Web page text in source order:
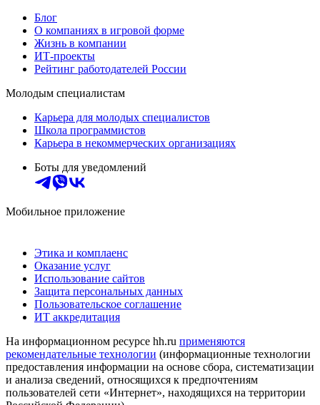
Блог
О компаниях в игровой форме
Жизнь в компании
ИТ-проекты
Рейтинг работодателей России
Молодым специалистам
Карьера для молодых специалистов
Школа программистов
Карьера в некоммерческих организациях
Боты для уведомлений
Мобильное приложение
Этика и комплаенс
Оказание услуг
Использование сайтов
Защита персональных данных
Пользовательское соглашение
ИТ аккредитация
На информационном ресурсе hh.ru применяются
рекомендательные технологии (информационные технологии
предоставления информации на основе сбора, систематизации
и анализа сведений, относящихся к предпочтениям
пользователей сети «Интернет», находящихся на территории